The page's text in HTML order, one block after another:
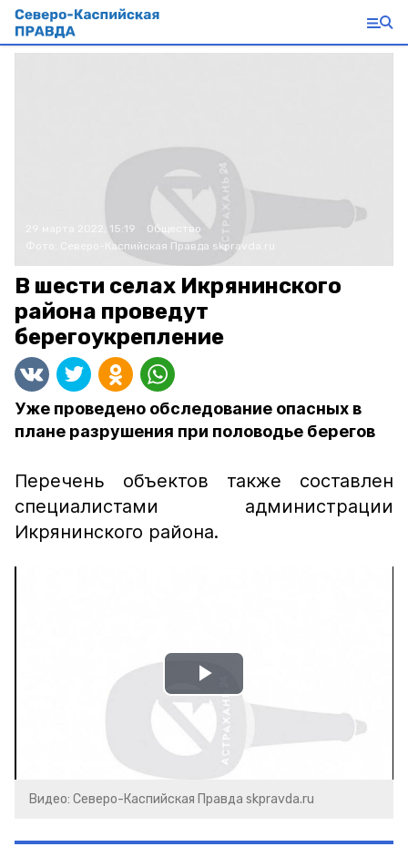
29 марта 2022, 15:19
Общество
Северо-Каспийская Правда skpravda.ru
В шести селах Икрянинского
района проведут
берегоукрепление
Уже проведено обследование опасных в
плане разрушения при половодье берегов
Перечень объектов также составлен
специалистами администрации
Икрянинского района.
Play
Video
Видео: Северо-Каспийская Правда skpravda.ru